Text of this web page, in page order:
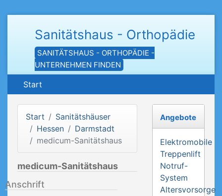
Sanitätshaus - Orthopädie
SANITÄTSHAUS - ORTHOPÄDIE -
UNTERNEHMEN FINDEN
Start
Start
Sanitätshäuser
Hessen
Darmstadt
medicum-Sanitätshaus
medicum-Sanitätshaus
Anschrift
Angebote
Elektromobile
Treppenlift
Notruf-
System
Altersvorsorge